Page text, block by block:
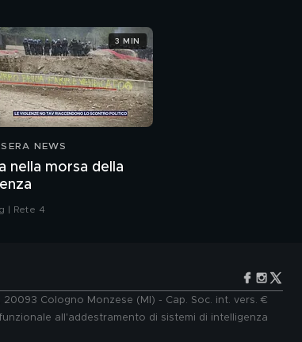
NEWS
nella morsa della
| Rete 4
3 MIN
20093 Cologno Monzese (MI) - Cap. Soc. int. vers. €
all'addestramento di sistemi di intelligenza